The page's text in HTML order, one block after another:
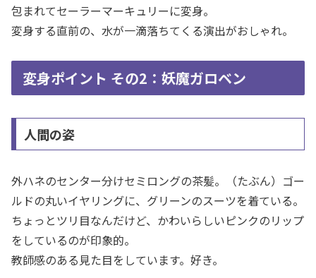
包まれてセーラーマーキュリーに変身。
変身する直前の、水が一滴落ちてくる演出がおしゃれ。
変身ポイント その2：妖魔ガロベン
人間の姿
外ハネのセンター分けセミロングの茶髪。（たぶん）ゴー
ルドの丸いイヤリングに、グリーンのスーツを着ている。
ちょっとツリ目なんだけど、かわいらしいピンクのリップ
をしているのが印象的。
教師感のある見た目をしています。好き。